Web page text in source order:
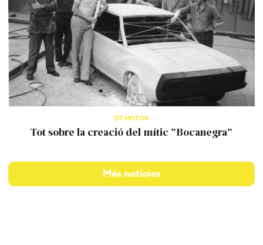
DT MOTOR
Tot sobre la creació del mític "Bocanegra"
Més notícies